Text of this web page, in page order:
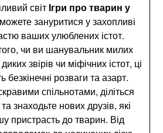
світ Ігри про тварин у
зануритися у захопливі
ваших улюблених істот.
чи ви шанувальник милих
звірів чи міфічних істот, ці
безкінечні розваги та азарт.
спільнотами, діліться
знаходьте нових друзів, які
пристрасть до тварин. Від